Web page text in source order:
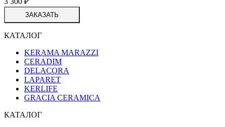
ЗАКАЗАТЬ
КАТАЛОГ
KERAMA MARAZZI
CERADIM
DELACORA
LAPARET
KERLIFE
GRACIA CERAMICA
КАТАЛОГ